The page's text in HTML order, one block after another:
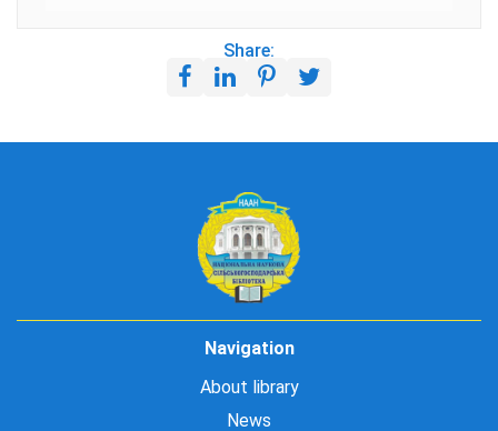
Share:
Navigation
About library
News